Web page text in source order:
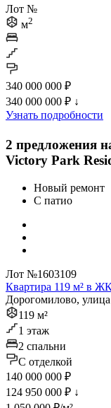
Лот №
м2
340 000 000 ₽
340 000 000 ₽ ↓
Узнать подробности
2 предложения
Victory Park
Новый ремонт
С патио
Лот №1603109
Квартира 119 м² в
Дорогомилово,
119 м²
1 этаж
2 спальни
C отделкой
140 000 000 ₽
124 950 000 ₽ ↓